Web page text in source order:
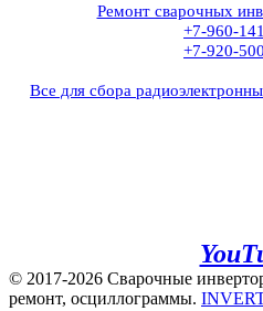
Ремонт сварочных
+7-960-
+7-920-
Все для сбора
© 2017-2026 Сварочные
ремонт, осциллограммы.